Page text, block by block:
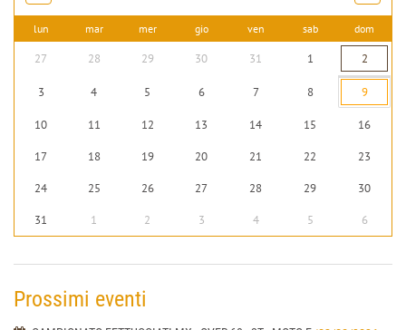
lun mar mer gio ven sab dom
27 28 29 30 31 1 2
3 4 5 6 7 8 9
10 11 12 13 14 15 16
17 18 19 20 21 22 23
24 25 26 27 28 29 30
31 1 2 3 4 5 6
Prossimi eventi